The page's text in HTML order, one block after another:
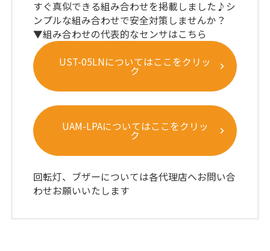
すぐ真似できる組み合わせを掲載しました♪シ
ンプルな組み合わせで安全対策しませんか？
▼組み合わせの代表的なセンサはこちら
UST-05LNについてはここをクリッ
ク
UAM-LPAについてはここをクリッ
ク
回転灯、ブザーについては各代理店へお問い合
わせお願いいたします